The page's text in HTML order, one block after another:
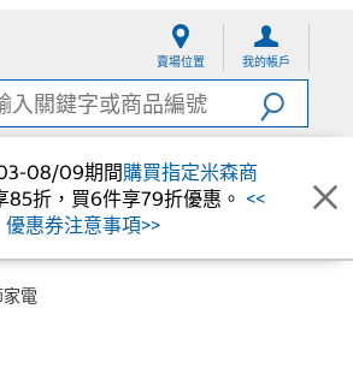
賣場位置 我的帳戶
08/09期間購買指定米森商
85折，買6件享79折優惠。 <<
優惠券注意事項>>
電